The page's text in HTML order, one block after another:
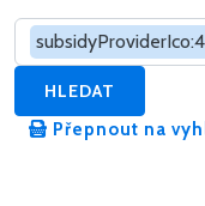
Hledat v dotacích
HLEDAT
Přepnout na